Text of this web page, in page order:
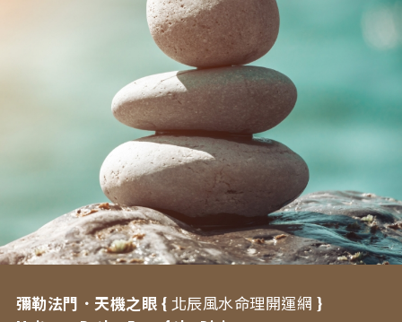
彌勒法門．天機之眼 { 北辰風水命理開運網 }